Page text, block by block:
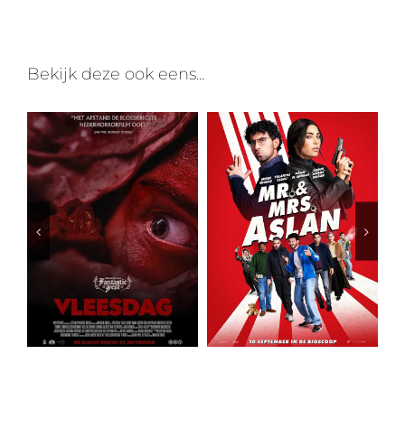
Bekijk deze ook eens...